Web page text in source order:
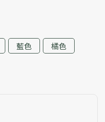
藍色
橘色